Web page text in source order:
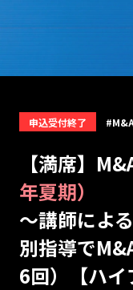
申込受付終了
【満席】
年夏期）
～講師によ
別指導で
6回）【ハイ